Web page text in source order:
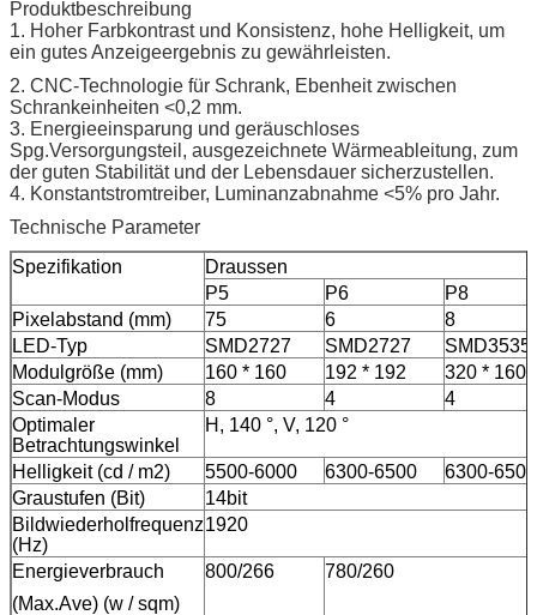
Produktbeschreibung
1. Hoher Farbkontrast und Konsistenz, hohe Helligkeit, um
ein gutes Anzeigeergebnis zu gewährleisten.
2. CNC-Technologie für Schrank, Ebenheit zwischen
Schrankeinheiten <0,2 mm.
3. Energieeinsparung und geräuschloses
Spg.Versorgungsteil, ausgezeichnete Wärmeableitung, zum
der guten Stabilität und der Lebensdauer sicherzustellen.
4. Konstantstromtreiber, Luminanzabnahme <5% pro Jahr.
Technische Parameter
Spezifikation
Draussen
P5
P6
P8
Pixelabstand (mm)
75 6
8
LED-Typ
SMD2727 SMD2727
SMD3535
Modulgröße (mm)
160 * 160 192 * 192
320 * 160
Scan-Modus
8 4
4
Optimaler
Betrachtungswinkel
H, 140 °, V, 120 °
Helligkeit (cd / m2) 5500-6000 6300-6500
6300-6500
Graustufen (Bit)
14bit
Bildwiederholfrequenz
(Hz)
1920
Energieverbrauch
(Max.Ave) (w / sqm)
800/266 780/260